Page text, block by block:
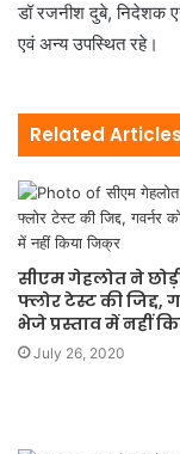
डॉ रजनीश दुबे, निदेशक
एवं अन्य उपस्थित रहे।
Related Articles
सीएम गेहलोत ने
फ्लोर टेस्ट की जिद्द,
भेजे प्रस्ताव में नहीं
July 26, 2020